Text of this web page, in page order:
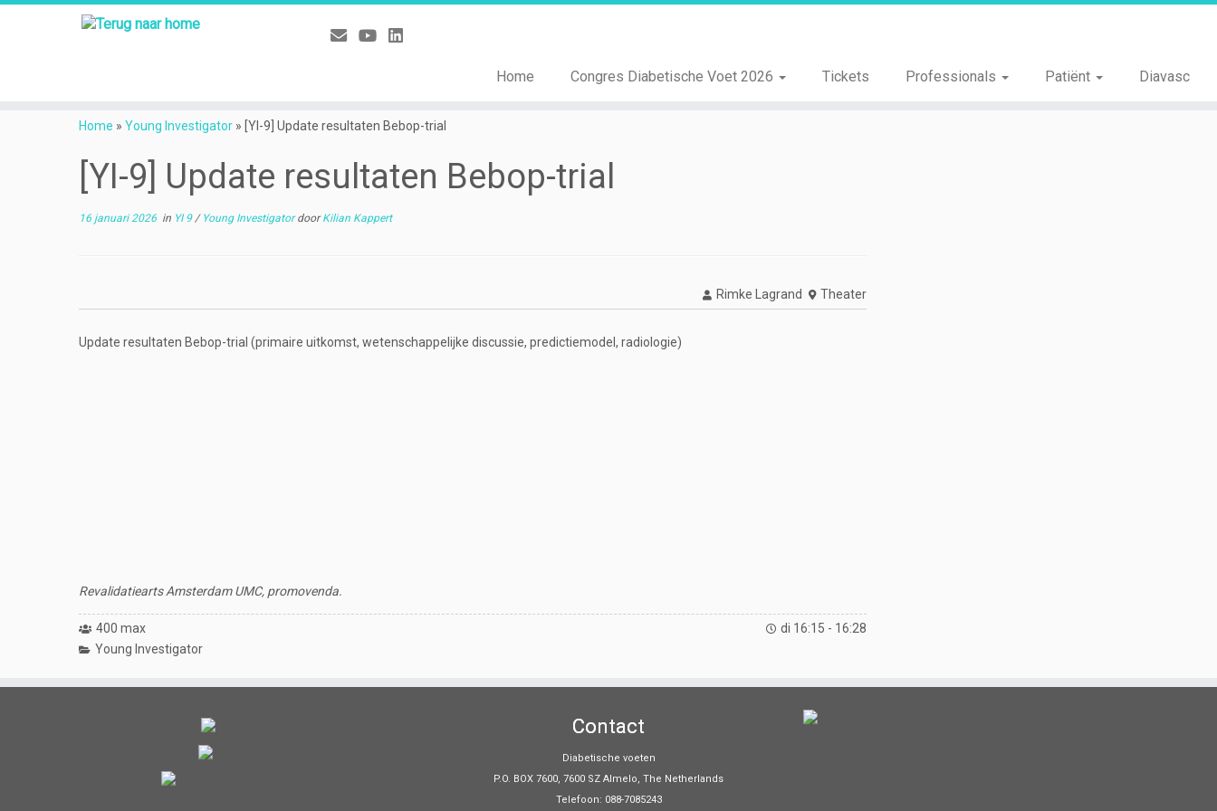
Home Congres Diabetische Voet 2026 Tickets Professionals Patiënt Diavasc
Home » Young Investigator » [YI-9] Update resultaten Bebop-trial
[YI-9] Update resultaten Bebop-trial
16 januari 2026 in YI 9/ Young InvestigatordoorKilian Kappert
Rimke Lagrand Theater
Update resultaten Bebop-trial (primaire uitkomst, wetenschappelijke discussie, predictiemodel, radiologie)
Revalidatiearts Amsterdam UMC, promovenda.
di 16:15 - 16:28
400 max
Young Investigator
Contact
Diabetische voeten
P.O. BOX 7600, 7600 SZ Almelo, The Netherlands
Telefoon: 088-7085243